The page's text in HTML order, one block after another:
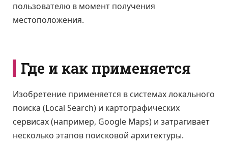
пользователю в момент получения
местоположения.
Где и как применяется
Изобретение применяется в системах локального
поиска (Local Search) и картографических
сервисах (например, Google Maps) и затрагивает
несколько этапов поисковой архитектуры.